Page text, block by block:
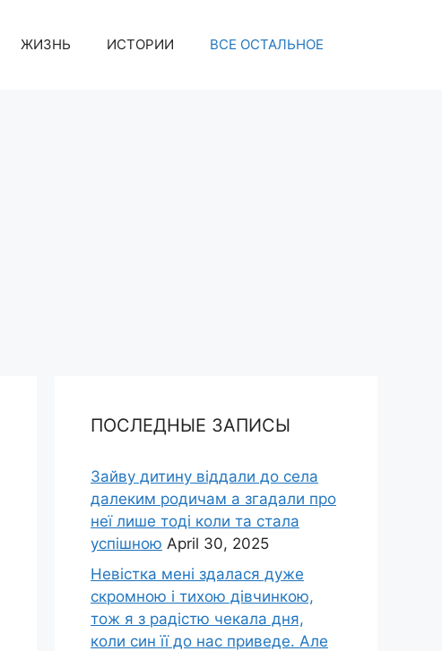
ЖИЗНЬ ИСТОРИИ ВСЕ ОСТАЛЬНОЕ
ПОСЛЕДНЫЕ ЗАПИСЫ
Зайву дитину віддали до села
далеким родичам а згадали про
неї лише тоді коли та стала
успішною April 30, 2025
Невістка мені здалася дуже
скромною і тихою дівчинкою,
тож я з радістю чекала дня,
коли син її до нас приведе. Але